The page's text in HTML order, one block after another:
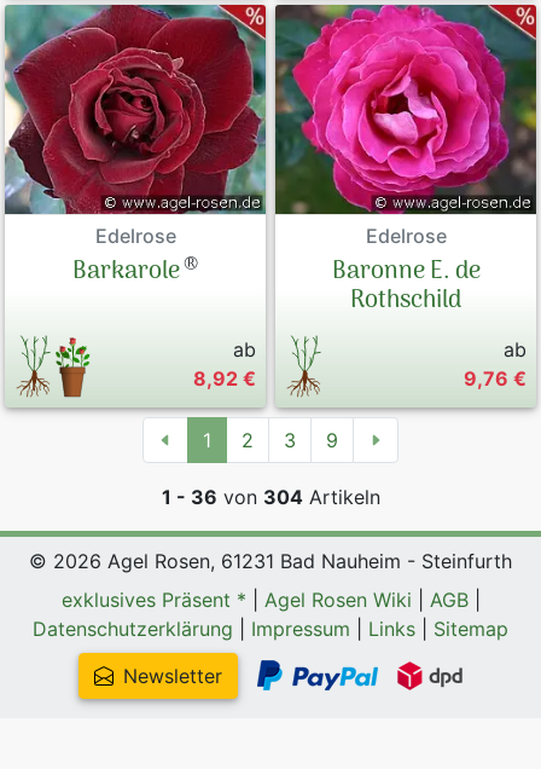
Edelrose
Barkarole®
ab
8,92 €
Edelrose
Baronne E. de
Rothschild
ab
9,76 €
1 2 3 9
1 - 36 von 304Artikeln
© 2026 Agel Rosen, 61231 Bad Nauheim - Steinfurth
exklusives Präsent *
Agel Rosen Wiki AGB|
Datenschutzerklärung
Impressum Links
Sitemap
Newsletter